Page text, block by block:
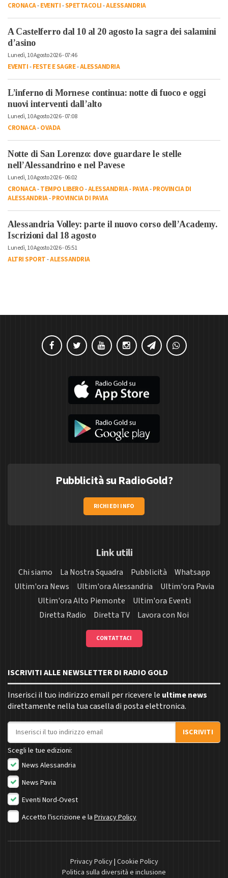
CRONACA-EVENTI-SPETTACOLI-ALESSANDRIA
A Castelferro dal 10 al 20 agosto la sagra dei salamini
d’asino
Lunedì, 10 Agosto 2026 - 07:46
EVENTI-FESTE E SAGRE-ALESSANDRIA
L’inferno di Mornese continua: notte di fuoco e oggi
nuovi interventi dall’alto
Lunedì, 10 Agosto 2026 - 07:08
CRONACA-OVADA
Notte di San Lorenzo: dove guardare le stelle
nell’Alessandrino e nel Pavese
Lunedì, 10 Agosto 2026 - 06:02
CRONACA-TEMPO LIBERO-ALESSANDRIA-PAVIA-PROVINCIA DI
ALESSANDRIA-PROVINCIA DI PAVIA
Alessandria Volley: parte il nuovo corso dell’Academy.
Iscrizioni dal 18 agosto
Lunedì, 10 Agosto 2026 - 05:51
ALTRI SPORT-ALESSANDRIA
Pubblicità su RadioGold?
RICHIEDI INFO
Link utili
Chi siamo La Nostra Squadra Pubblicità
Whatsapp
Ultim'ora News
Ultim'ora Alessandria
Ultim'ora Pavia
Ultim'ora Alto Piemonte
Ultim'ora Eventi
Diretta Radio
Diretta TV Lavora con Noi
CONTATTACI
ISCRIVITI ALLE NEWSLETTER DI RADIO GOLD
Inserisci il tuo indirizzo email per ricevere le ultime news
direttamente nella tua casella di posta elettronica.
Indirizzo email
ISCRIVITI
Scegli le tue edizioni:
News Alessandria
News Pavia
Eventi Nord-Ovest
Accetto l'iscrizione e la Privacy Policy
Privacy Policy| Cookie Policy
Politica sulla diversità e inclusione